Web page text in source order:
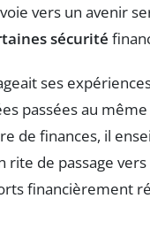
vers un avenir
sécurité
ses
passées au
de finances, il
de passage vers
financièrement